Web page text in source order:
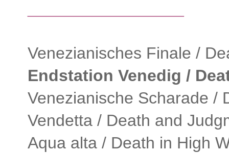
Venezianisches Finale /
Endstation Venedig /
Venezianische Scharade /
Vendetta / Death and
Aqua alta / Death in High